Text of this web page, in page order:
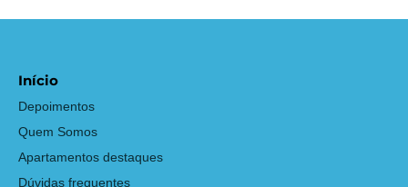
Início
Depoimentos
Quem Somos
Apartamentos destaques
Dúvidas frequentes